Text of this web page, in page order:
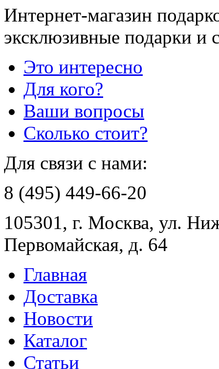
Интернет-магазин
эксклюзивные подарки и
Это интересно
Для кого?
Ваши вопросы
Сколько стоит?
Для связи с нами:
8 (495) 449-66-20
105301, г. Москва, ул.
Первомайская, д. 64
Главная
Доставка
Новости
Каталог
Статьи